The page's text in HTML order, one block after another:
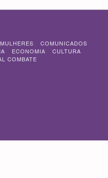
MULHERES
COMUNICADOS
ECONOMIA
CULTURA
COMBATE